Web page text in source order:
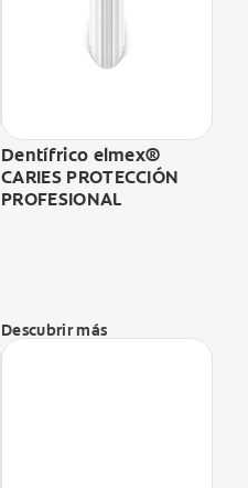
Dentífrico elmex®
CARIES PROTECCIÓN
PROFESIONAL
Descubrir más